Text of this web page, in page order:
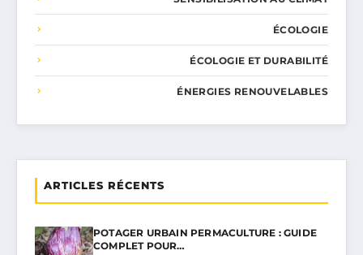
ÉCOLOGIE
ÉCOLOGIE ET DURABILITÉ
ÉNERGIES RENOUVELABLES
ARTICLES RÉCENTS
POTAGER URBAIN PERMACULTURE : GUIDE
COMPLET POUR…